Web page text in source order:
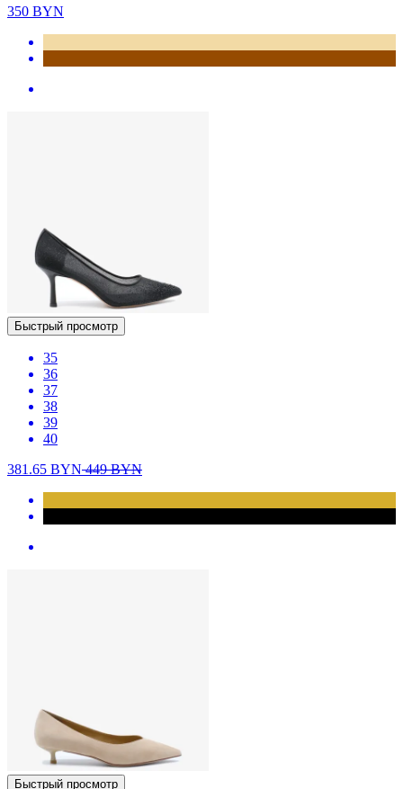
350 BYN
Быстрый просмотр
35
36
37
38
39
40
381.65 BYN449BYN
Быстрый просмотр